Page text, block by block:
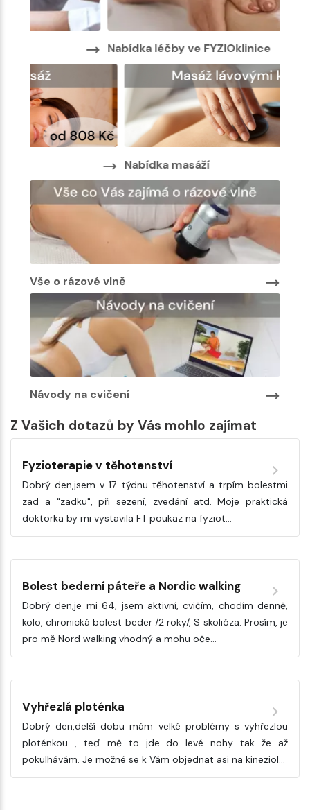
Nabídka léčby ve FYZIOklinice
Nabídka masáží
Vše o rázové vlně
Návody na cvičení
Z Vašich dotazů by Vás mohlo zajímat
Fyzioterapie v těhotenství
Dobrý den,jsem v 17. týdnu těhotenství a trpím bolestmi
zad a "zadku", při sezení, zvedání atd. Moje praktická
doktorka by mi vystavila FT poukaz na fyziot…
Bolest bederní páteře a Nordic walking
Dobrý den,je mi 64, jsem aktivní, cvičím, chodím denně,
kolo, chronická bolest beder /2 roky/, S skolióza. Prosím, je
pro mě Nord walking vhodný a mohu oče…
Vyhřezlá ploténka
Dobrý den,delší dobu mám velké problémy s vyhřezlou
ploténkou , teď mě to jde do levé nohy tak že až
pokulhávám. Je možné se k Vám objednat asi na kineziol…